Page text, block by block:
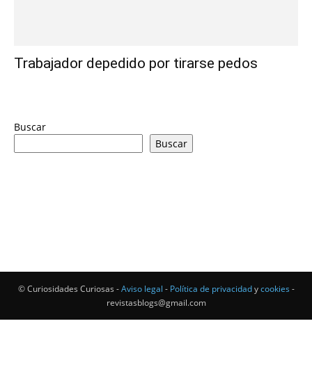
Trabajador depedido por tirarse pedos
Buscar
Buscar
© Curiosidades Curiosas -Aviso legal - Política de privacidadycookies -
revistasblogs@gmail.com